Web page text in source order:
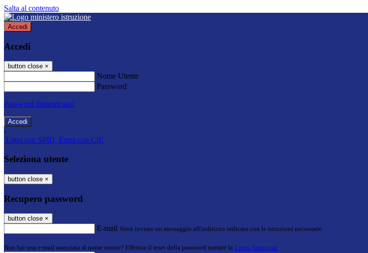
Salta al contenuto
Accedi
Accedi
button close ×
Nome Utente
Password
Password dimenticata?
-
Entra con SPID Entra con CIE
Seleziona utente
button close ×
Recupero password
button close ×
E-mail Verrà inviato un messaggio all'indirizzo indicato con le istruzioni necessarie.
Non hai una e-mail associata al nome utente? Effettua il reset della password tramite la Login Spaggiari